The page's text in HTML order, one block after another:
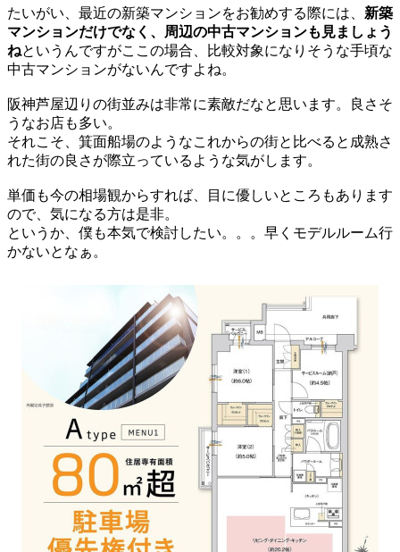
たいがい、最近の新築マンションをお勧めする際には、 新築
マンションだけでなく、周辺の中古マンションも見ましょう
ねというんですがここの場合、比較対象になりそうな手頃な
中古マンションがないんですよね。
阪神芦屋辺りの街並みは非常に素敵だなと思います。良さそ
うなお店も多い。
それこそ、箕面船場のようなこれからの街と比べると成熟さ
れた街の良さが際立っているような気がします。
単価も今の相場観からすれば、目に優しいところもあります
ので、気になる方は是非。
というか、僕も本気で検討したい。。。早くモデルルーム行
かないとなぁ。